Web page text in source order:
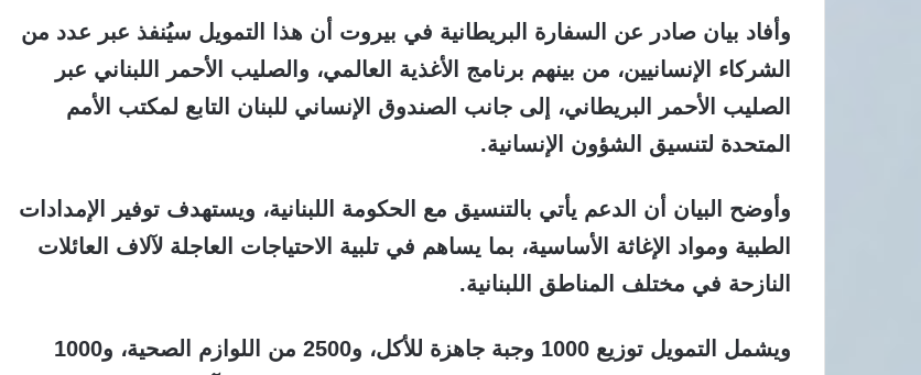
وأفاد بيان صادر عن السفارة البريطانية في بيروت أن هذا التمويل سيُنفذ عبر عدد من
الشركاء الإنسانيين، من بينهم برنامج الأغذية العالمي، والصليب الأحمر اللبناني عبر
الصليب الأحمر البريطاني، إلى جانب الصندوق الإنساني للبنان التابع لمكتب الأمم
المتحدة لتنسيق الشؤون الإنسانية.
وأوضح البيان أن الدعم يأتي بالتنسيق مع الحكومة اللبنانية، ويستهدف توفير الإمدادات
الطبية ومواد الإغاثة الأساسية، بما يساهم في تلبية الاحتياجات العاجلة لآلاف العائلات
النازحة في مختلف المناطق اللبنانية.
ويشمل التمويل توزيع 1000 وجبة جاهزة للأكل، و2500 من اللوازم الصحية، و1000